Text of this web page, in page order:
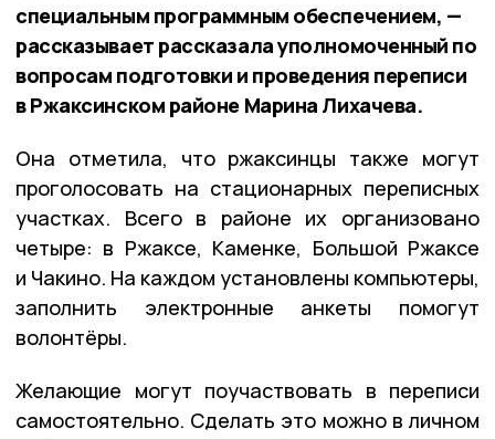
специальным программным обеспечением, —
рассказывает рассказала уполномоченный по
вопросам подготовки и проведения переписи
в Ржаксинском районе Марина Лихачева.
Она отметила, что ржаксинцы также могут
проголосовать на стационарных переписных
участках. Всего в районе их организовано
четыре: в Ржаксе, Каменке, Большой Ржаксе
и Чакино. На каждом установлены компьютеры,
заполнить электронные анкеты помогут
волонтёры.
Желающие могут поучаствовать в переписи
самостоятельно. Сделать это можно в личном